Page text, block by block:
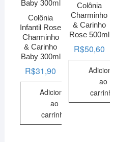
Colônia
Infantil Rose
Charminho
& Carinho
Baby 300ml
R$31,90
Adicionar
ao
carrinho
Colônia
Charminho
& Carinho
Rose 500ml
R$50,60
Adicionar
ao
carrinho